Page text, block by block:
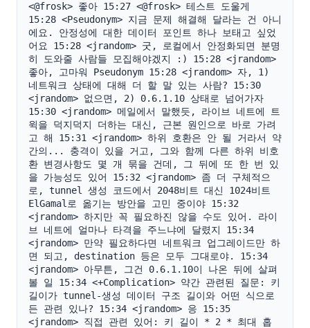
<@frosk> 좋아 15:27 <@frosk> 테스트 도울게
15:28 <Pseudonym> 지금 문제 해결해 달라는 건 아니
에요. 안정성에 대한 데이터 포인트 하나 보태고 싶었
어요 15:28 <jrandom> 굿, 로컬에서 안정화되면 분명
히 도와줄 사람들 모집해야겠지 :) 15:28 <jrandom>
좋아, 고마워 Pseudonym 15:28 <jrandom> 자, 1)
네트워크 상태에 대해 더 할 말 있는 사람? 15:30
<jrandom> 없으면, 2) 0.6.1.10 상태로 넘어가자
15:30 <jrandom> 메일에서 말했듯, 라이브 네트에 트
윅을 덕지덕지 더하는 대신, 근본 원인으로 바로 가려
고 해 15:31 <jrandom> 하위 호환은 안 될 거라서 약
간의... 충격이 있을 거고, 그와 함께 다른 하위 비호
환 변경사항도 몇 개 묶을 건데, 그 뒤에 또 한 번 있
을 가능성도 있어 15:32 <jrandom> 좀 더 구체적으
로, tunnel 생성 코드에서 2048비트 대신 1024비트
ElGamal로 옮기는 방안을 고민 중이야 15:32
<jrandom> 하지만 꼭 필요하진 않을 수도 있어. 라이
브 네트에 얼마나 타격을 주느냐에 달렸지 15:34
<jrandom> 만약 필요하다면 네트워크 업그레이드만 하
면 되고, destination 등은 모두 그대로야. 15:34
<jrandom> 아무튼, 그건 0.6.1.10이 나온 뒤에 살펴
볼 일 15:34 <+Complication> 약간 관련된 질문: 키
길이가 tunnel-생성 데이터 구조 길이와 어떤 식으로
든 관련 있나? 15:34 <jrandom> 응 15:35
<jrandom> 직접 관련 있어: 키 길이 * 2 * 최대 홉